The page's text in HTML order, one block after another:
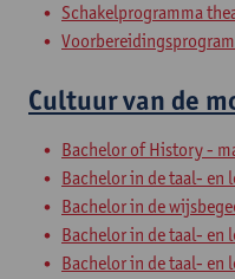
Schakelprogramma
Cultuur van de
Bachelor of History -
Bachelor in de taal- en
Bachelor in de
Bachelor in de taal- en
Bachelor in de taal- en